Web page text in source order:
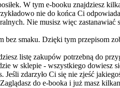
W tym e-booku znajdziesz
nie do końca Ci
Nie musisz więc zastanawiać
smaku. Dzięki tym przepisom
listę zakupów potrzebną do
w sklepie - wszystkiego dowiesz
zdarzyło Ci się nie zjeść
do e-booka i już masz